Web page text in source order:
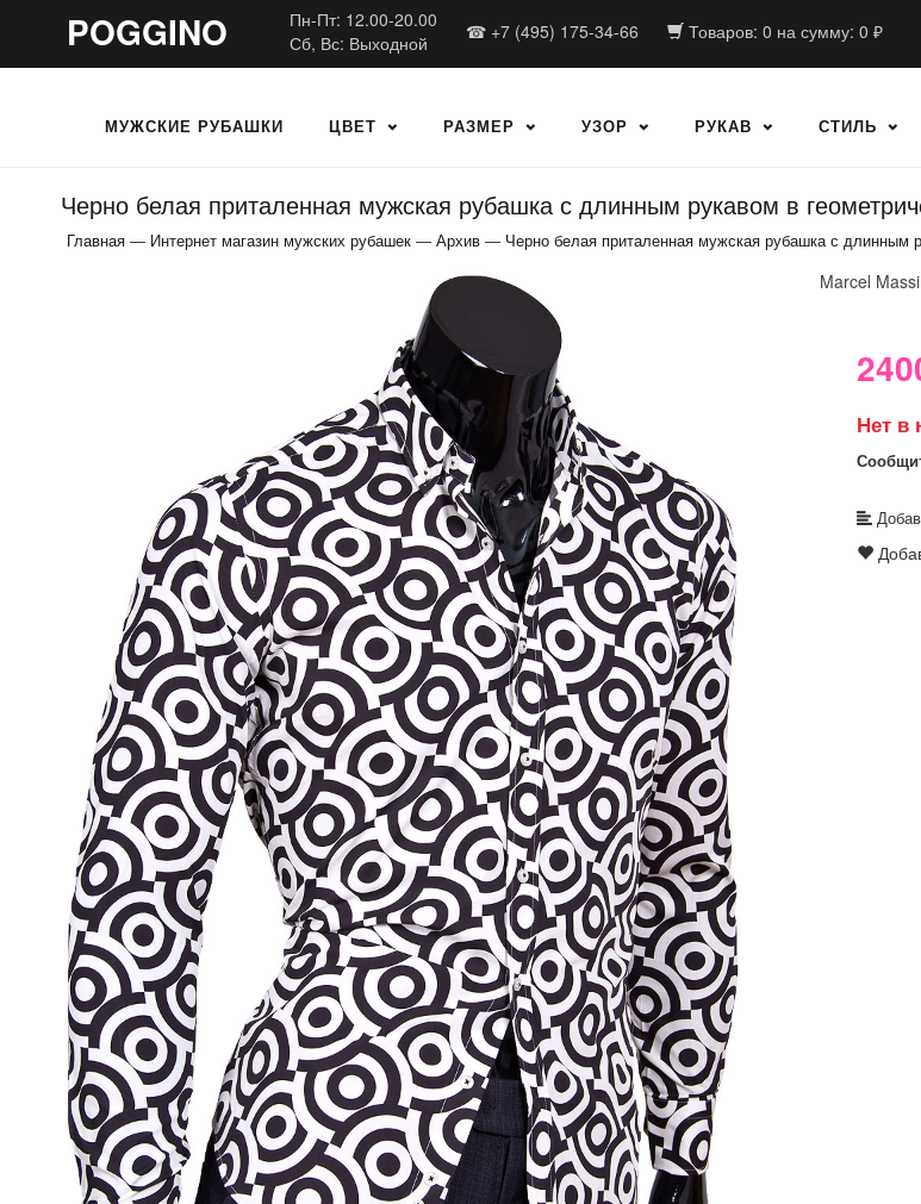
POGGINO
Пн-Пт: 12.00-20.00
Сб, Вс: Выходной
☎ +7 (495) 175-34-66 Товаров: 0 на сумму: 0 ₽
МУЖСКИЕ РУБАШКИ ЦВЕТ РАЗМЕР УЗОР РУКАВ СТИЛЬ
Черно белая приталенная мужская рубашка с длинным рукавом в
Главная — Интернет магазин мужских рубашек — Архив — Черно белая приталенная мужская рубашка с длинным
Marcel
Нет в